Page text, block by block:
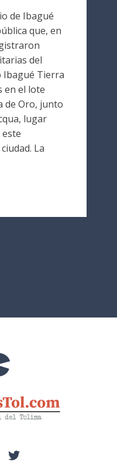
de Ibagué
que, en
del
Ibagué Tierra
en el lote
de Oro, junto
lugar
La